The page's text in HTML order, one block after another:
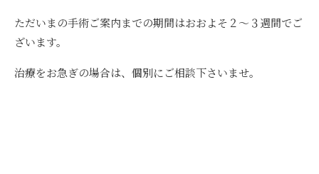
ただいまの手術ご案内までの期間はおおよそ２〜３週間でご
ざいます。
治療をお急ぎの場合は、個別にご相談下さいませ。